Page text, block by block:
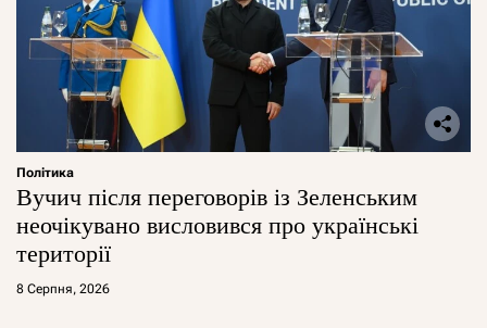
Політика
Вучич після переговорів із Зеленським
неочікувано висловився про українські
території
8 Серпня, 2026